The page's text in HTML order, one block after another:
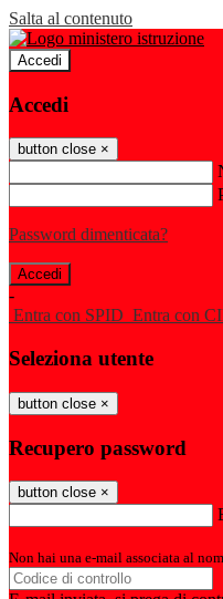
Salta al contenuto
Accedi
Accedi
button close ×
Password dimenticata?
-
Entra con SPID Entra con
Seleziona utente
button close ×
Recupero password
button close ×
Non hai una e-mail associata al